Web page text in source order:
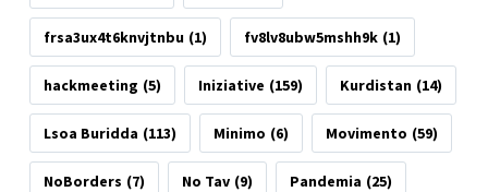
frsa3ux4t6knvjtnbu (1) fv8lv8ubw5mshh9k (1)
hackmeeting (5) Iniziative (159) Kurdistan (14)
Lsoa Buridda (113) Minimo (6) Movimento (59)
NoBorders (7) No Tav (9) Pandemia (25)